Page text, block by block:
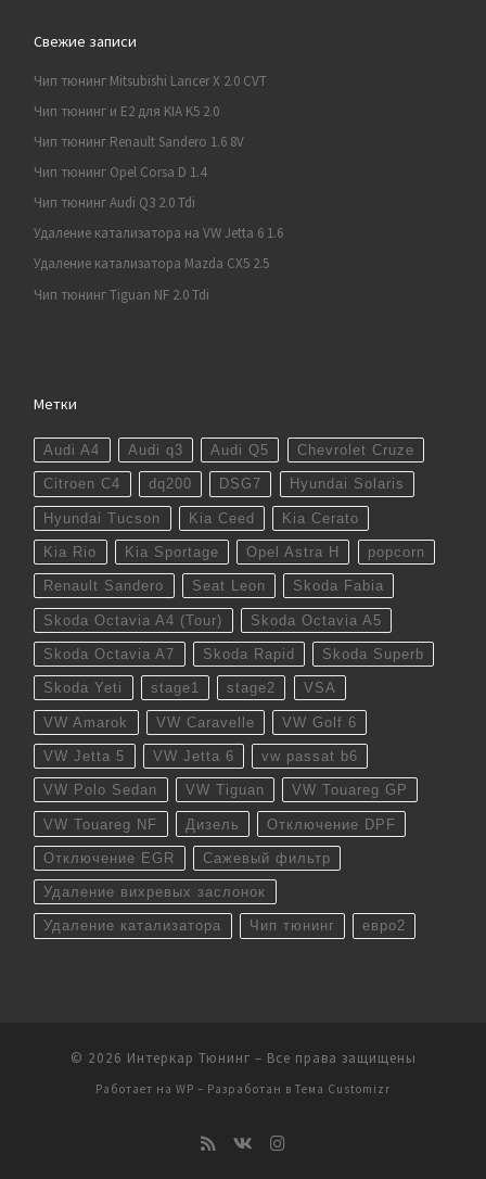
Свежие записи
Чип тюнинг Mitsubishi Lancer X 2.0 CVT
Чип тюнинг и E2 для KIA K5 2.0
Чип тюнинг Renault Sandero 1.6 8V
Чип тюнинг Opel Corsa D 1.4
Чип тюнинг Audi Q3 2.0 Tdi
Удаление катализатора на VW Jetta 6 1.6
Удаление катализатора Mazda CX5 2.5
Чип тюнинг Tiguan NF 2.0 Tdi
Метки
Audi A4 Audi q3 Audi Q5 Chevrolet Cruze
Citroen C4 dq200 DSG7 Hyundai Solaris
Hyundai Tucson Kia Ceed Kia Cerato
Kia Rio Kia Sportage Opel Astra H popcorn
Renault Sandero Seat Leon Skoda Fabia
Skoda Octavia A4 (Tour) Skoda Octavia A5
Skoda Octavia A7 Skoda Rapid Skoda Superb
Skoda Yeti stage1 stage2 VSA
VW Amarok VW Caravelle VW Golf 6
VW Jetta 5 VW Jetta 6 vw passat b6
VW Polo Sedan VW Tiguan VW Touareg GP
VW Touareg NF Дизель Отключение DPF
Отключение EGR Сажевый фильтр
Удаление вихревых заслонок
Удаление катализатора Чип тюнинг евро2
© 2026 Интеркар Тюнинг – Все права защищены
Работает на WP – Разработан в Тема Customizr